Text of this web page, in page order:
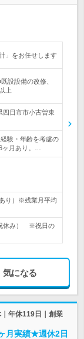
」をお任せします
設設備の改修、
上
四日市市小古曽東
験・年齢を考慮の
ヶ月あり。…
り）※残業月平均
休み） ※祝日の
気になる
年休119日｜創業
月実績★週休2日